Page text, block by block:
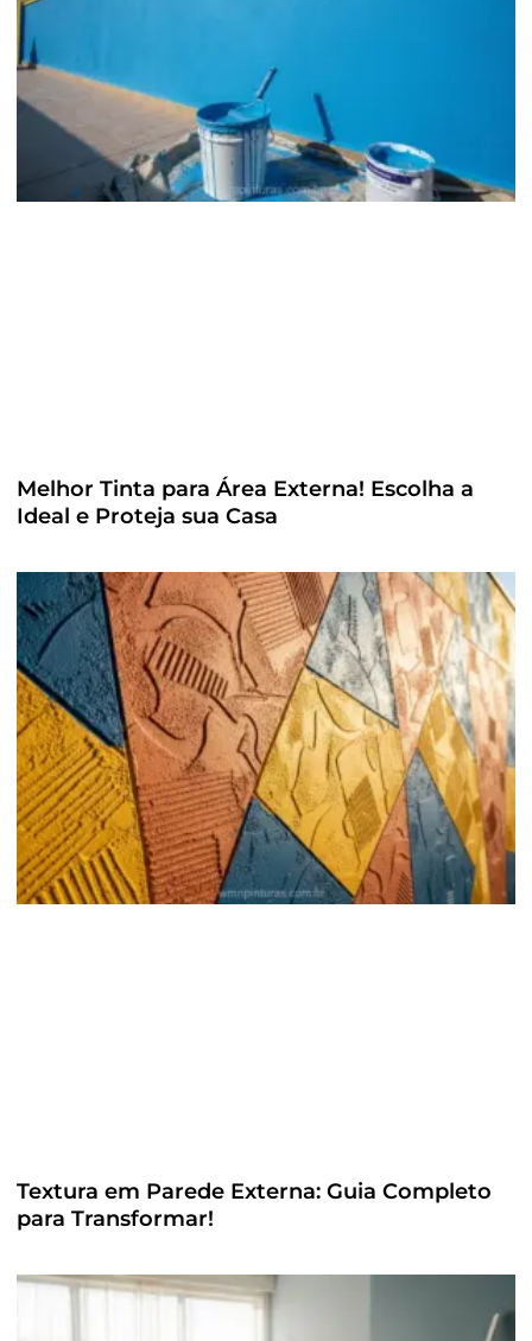
Melhor Tinta para Área Externa! Escolha a
Ideal e Proteja sua Casa
Textura em Parede Externa: Guia Completo
para Transformar!